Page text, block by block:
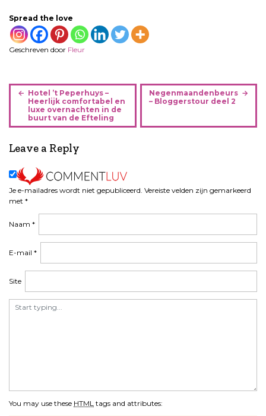
Spread the love
Geschreven door Fleur
B
i
c
h
t
n
a
v
i
t
e
Hotel ’t Peperhuys –
Heerlijk comfortabel en
luxe overnachten in de
buurt van de Efteling
Negenmaandenbeurs
– Bloggerstour deel 2
Leave a Reply
Je e-mailadres wordt niet gepubliceerd. Vereiste velden zijn gemarkeerd
met *
You may use these HTML tags and attributes:
Naam *
E-mail *
Site